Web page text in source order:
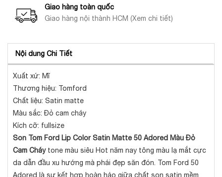
Giao hàng toàn quốc
Giao hàng nội thành HCM (Xem chi tiết)
Nội dung Chi Tiết
Xuất xứ: Mĩ
Thương hiệu: Tomford
Chất liệu: Satin matte
Màu sắc: Đỏ cam cháy
Kích cỡ: fullsize
Son Tom Ford Lip Color Satin Matte 50 Adored Màu Đỏ
Cam Cháytone màu siêu Hot năm nay tông màu lạ mắt cực
da dẫn đầu xu hướng mà phái đẹp săn đón. Tom Ford 50
Adored là sự kết hợp hoàn hảo giữa chất son satin mềm